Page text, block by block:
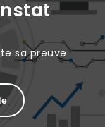
sa preuve